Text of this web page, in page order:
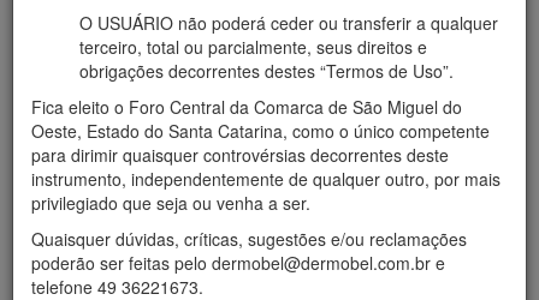
O USUÁRIO não poderá ceder ou transferir a qualquer
terceiro, total ou parcialmente, seus direitos e
obrigações decorrentes destes “Termos de Uso”.
Fica eleito o Foro Central da Comarca de São Miguel do
Oeste, Estado do Santa Catarina, como o único competente
para dirimir quaisquer controvérsias decorrentes deste
instrumento, independentemente de qualquer outro, por mais
privilegiado que seja ou venha a ser.
Quaisquer dúvidas, críticas, sugestões e/ou reclamações
poderão ser feitas pelo dermobel@dermobel.com.br e
telefone 49 36221673.